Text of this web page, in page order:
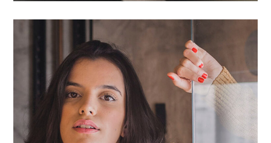
Proin Ideculus Inty
AGENCEMENT